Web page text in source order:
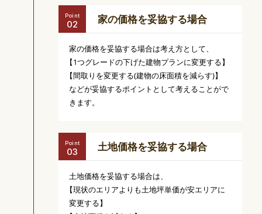
Point 家の価格を妥協する場合
家の価格を妥協する場合は考え方として、
【1つグレードの下げた建物プランに変更する】
【間取りを変更する(建物の床面積を減らす)】
などが妥協するポイントとして考えることがで
きます。
Point 土地価格を妥協する場合
土地価格を妥協する場合は、
【現状のエリアよりも土地坪単価が安エリアに
変更する】